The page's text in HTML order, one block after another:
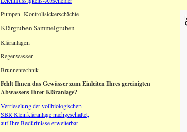
Pumpen- Kontrollsickerschächte
Klärgruben Sammelgruben
Kläranlagen
Regenwasser
Brunnentechnik
Fehlt Ihnen das Gewässer zum Einleiten Ihres gereinigten
Abwassers Ihrer Kläranlage?
Verrieselung der vollbiologischen
SBR Kleinkläranlage nachgeschaltet,
auf Ihre Bedürfnisse erweiterbar